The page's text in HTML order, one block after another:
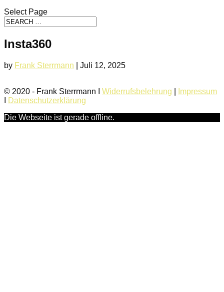
Select Page
Insta360
by Frank Sterrmann Juli 12, 2025
© 2020 - Frank Sterrmann I Widerrufsbelehrung
Impressum
Datenschutzerklärung
Die Webseite ist gerade offline.